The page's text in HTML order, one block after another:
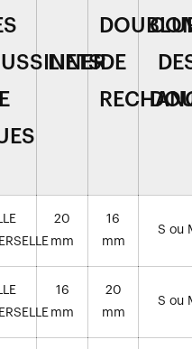
LINERDE
20
mm
16
mm
S ou
16
mm
20
mm
S ou